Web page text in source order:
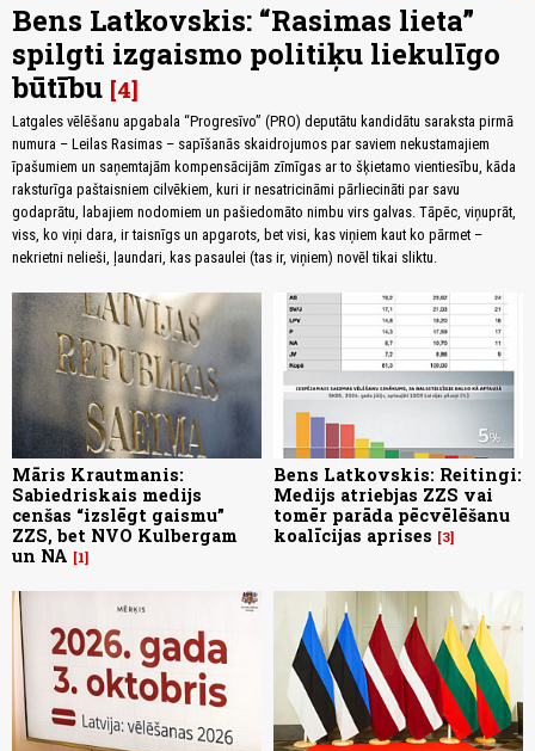
Bens Latkovskis: “Rasimas lieta”
spilgti izgaismo politiķu liekulīgo
būtību 4
Latgales vēlēšanu apgabala “Progresīvo” (PRO) deputātu kandidātu saraksta pirmā
numura – Leilas Rasimas – sapīšanās skaidrojumos par saviem nekustamajiem
īpašumiem un saņemtajām kompensācijām zīmīgas ar to šķietamo vientiesību, kāda
raksturīga paštaisniem cilvēkiem, kuri ir nesatricināmi pārliecināti par savu
godaprātu, labajiem nodomiem un pašiedomāto nimbu virs galvas. Tāpēc, viņuprāt,
viss, ko viņi dara, ir taisnīgs un apgarots, bet visi, kas viņiem kaut ko pārmet –
nekrietni nelieši, ļaundari, kas pasaulei (tas ir, viņiem) novēl tikai sliktu.
Māris Krautmanis:
Sabiedriskais medijs
cenšas “izslēgt gaismu”
ZZS, bet NVO Kulbergam
un NA
1
Bens Latkovskis: Reitingi:
Medijs atriebjas ZZS vai
tomēr parāda pēcvēlēšanu
koalīcijas aprises
3